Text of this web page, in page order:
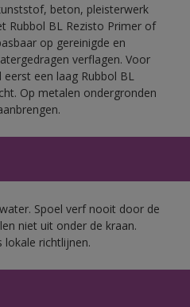
beton, pleisterwerk
Rubbol BL Rezisto Primer of
op gereinigde en
verflagen. Voor
een laag Rubbol BL
Op metalen ondergronden
Spoel verf nooit door de
niet uit onder de kraan.
lokale richtlijnen.